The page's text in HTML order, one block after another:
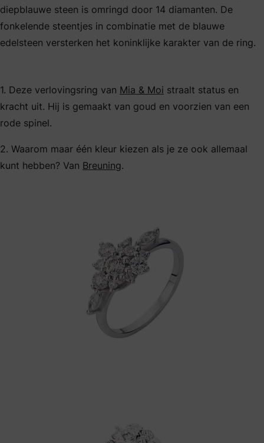
diepblauwe steen is omringd door 14 diamanten. De
fonkelende steentjes in combinatie met de blauwe
edelsteen versterken het koninklijke karakter van de ring.
1. Deze verlovingsring van Mia & Moi straalt status en
kracht uit. Hij is gemaakt van goud en voorzien van een
rode spinel.
2. Waarom maar één kleur kiezen als je ze ook allemaal
kunt hebben? Van Breuning.